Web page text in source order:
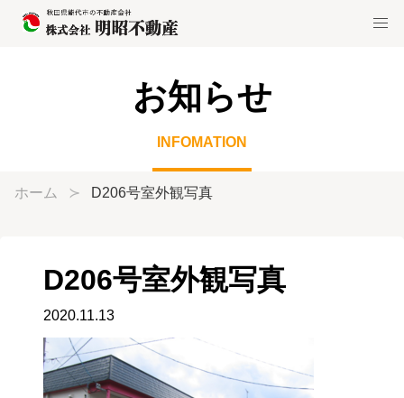
お知らせ
INFOMATION
ホーム D206号室外観写真
D206号室外観写真
2020.11.13